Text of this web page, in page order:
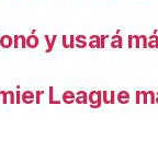
y usará
League